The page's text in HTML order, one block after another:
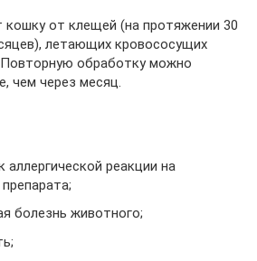
от клещей (на протяжении 30
летающих кровососущих
обработку можно
чем через месяц.
аллергической реакции на
болезнь животного;